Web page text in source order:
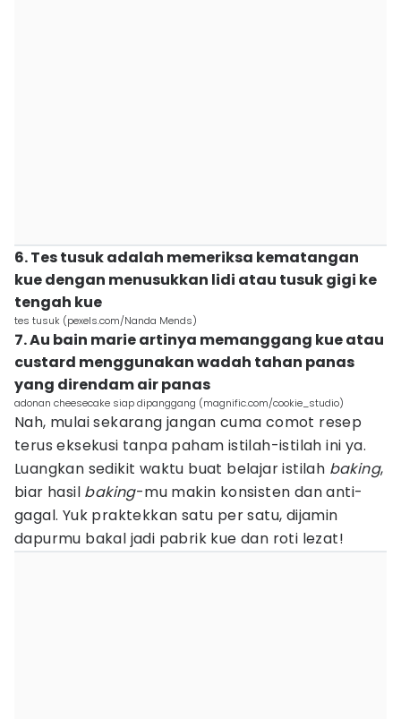
6. Tes tusuk adalah memeriksa kematangan
kue dengan menusukkan lidi atau tusuk gigi ke
tengah kue
tes tusuk (pexels.com/Nanda Mends)
7. Au bain marie artinya memanggang kue atau
custard menggunakan wadah tahan panas
yang direndam air panas
adonan cheesecake siap dipanggang (magnific.com/cookie_studio)
Nah, mulai sekarang jangan cuma comot resep
terus eksekusi tanpa paham istilah-istilah ini ya.
Luangkan sedikit waktu buat belajar istilah baking,
biar hasil baking-mu makin konsisten dan anti-
gagal. Yuk praktekkan satu per satu, dijamin
dapurmu bakal jadi pabrik kue dan roti lezat!